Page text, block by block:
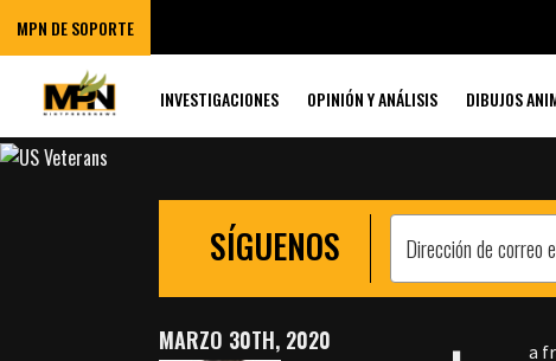
MPN DE SOPORTE
INVESTIGACIONES OPINIÓN Y ANÁLISIS DIBUJOS
CUANDO SE
SÍGUENOS
a
MARZO 30TH, 2020